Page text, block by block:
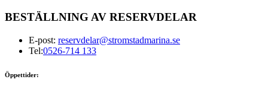
BESTÄLLNING AV RESERVDELAR
E-post: reservdelar@stromstadmarina.se
Tel:0526-714 133
Öppettider: